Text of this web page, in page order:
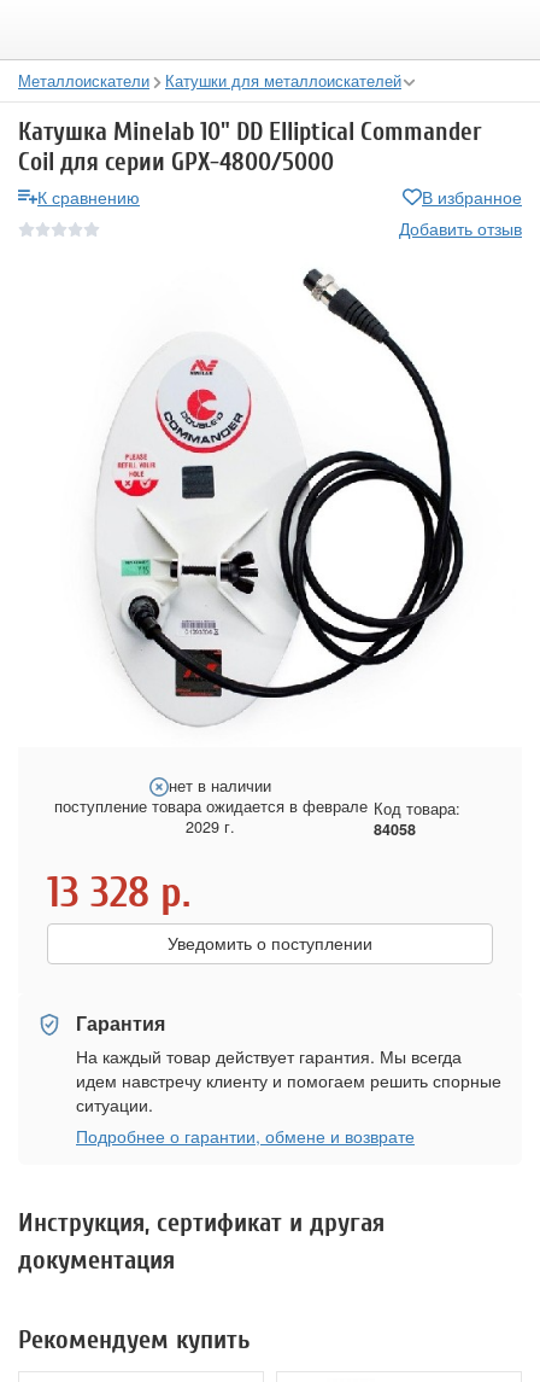
Металлоискатели Катушки для металлоискателей
Катушка Minelab 10" DD Elliptical Commander
Coil для серии GPX-4800/5000
К сравнению
В избранное
Добавить отзыв
нет в наличии
поступление товара ожидается в феврале
2029 г.
Код товара:
84058
13 328 р.
Уведомить о поступлении
Гарантия
На каждый товар действует гарантия. Мы всегда
идем навстречу клиенту и помогаем решить спорные
ситуации.
Подробнее о гарантии, обмене и возврате
Инструкция, сертификат и другая
документация
Рекомендуем купить